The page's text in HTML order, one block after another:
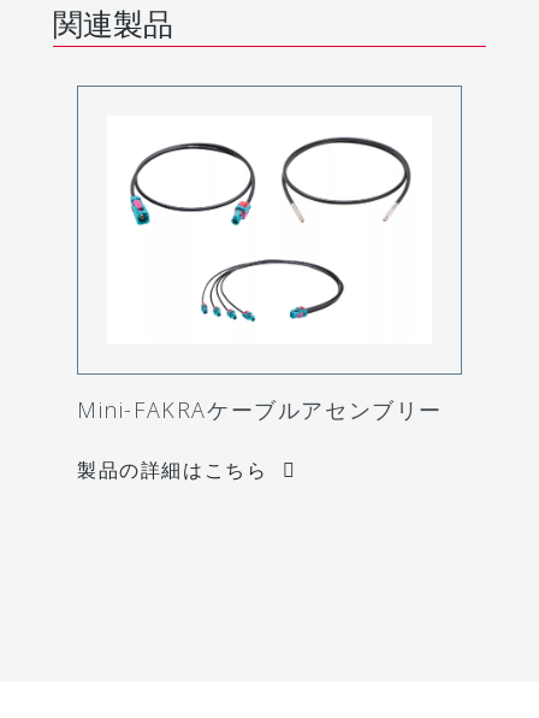
関連製品
Mini-FAKRAケーブルアセンブリー
製品の詳細はこちら